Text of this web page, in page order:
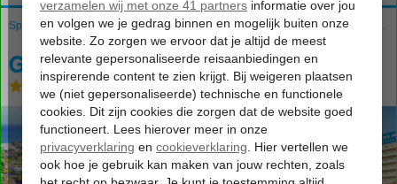
Canarische Eilanden Gran Canaria San Agustin Gloria Palace San Agustin
Gloria Palace San Agustin
Halfpension- Hotel